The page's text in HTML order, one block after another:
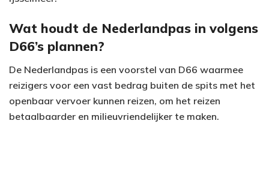
Wat houdt de Nederlandpas in volgens
D66’s plannen?
De Nederlandpas is een voorstel van D66 waarmee
reizigers voor een vast bedrag buiten de spits met het
openbaar vervoer kunnen reizen, om het reizen
betaalbaarder en milieuvriendelijker te maken.